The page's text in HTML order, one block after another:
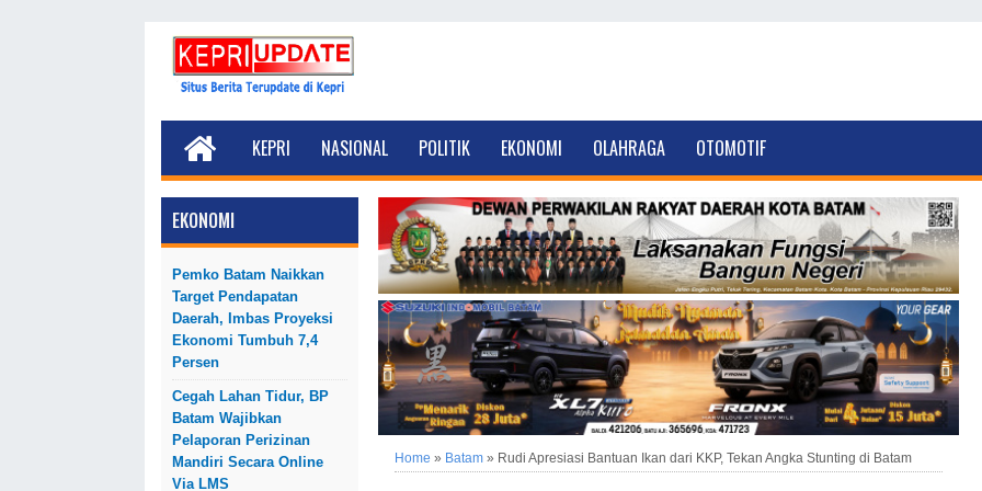
KEPRI NASIONAL POLITIK EKONOMI OLAHRAGA OTOMOTIF
EKONOMI
Pemko Batam Naikkan
Target Pendapatan
Daerah, Imbas Proyeksi
Ekonomi Tumbuh 7,4
Persen
Cegah Lahan Tidur, BP
Batam Wajibkan
Pelaporan Perizinan
Mandiri Secara Online
Via LMS
Home » Batam » Rudi Apresiasi Bantuan Ikan dari KKP, Tekan Angka Stunting di Batam